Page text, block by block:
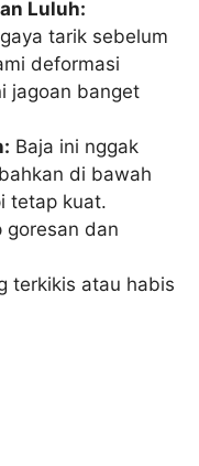
Luluh:
tarik sebelum
deformasi
jagoan banget
Baja ini nggak
di bawah
tetap kuat.
goresan dan
terkikis atau habis